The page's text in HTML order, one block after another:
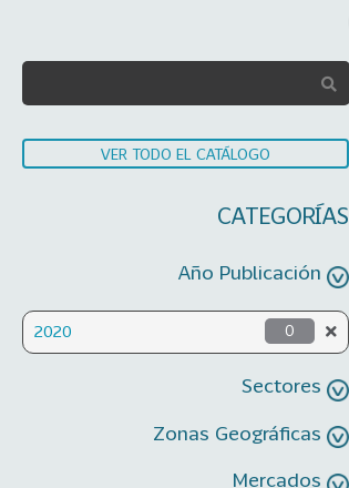
VER TODO EL CATÁLOGO
CATEGORÍAS
Año Publicación
2020 0
Sectores
Zonas Geográficas
Mercados